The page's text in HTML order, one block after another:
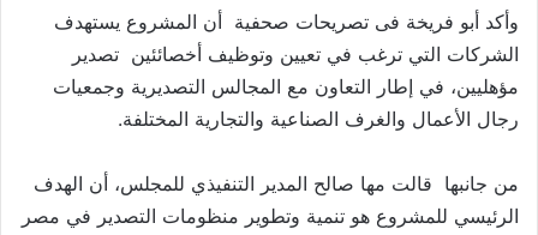
وأكد أبو فريخة فى تصريحات صحفية أن المشروع يستهدف
الشركات التي ترغب في تعيين وتوظيف أخصائئين تصدير
مؤهليين، في إطار التعاون مع المجالس التصديرية وجمعيات
رجال الأعمال والغرف الصناعية والتجارية المختلفة.
من جانبها قالت مها صالح المدير التنفيذي للمجلس، أن الهدف
الرئيسي للمشروع هو تنمية وتطوير منظومات التصدير في مصر